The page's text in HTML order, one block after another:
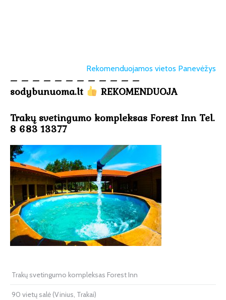
Rekomenduojamos vietos Panevėžys
– – – – – – – – – – – –
sodybunuoma.lt
REKOMENDUOJA
Trakų svetingumo kompleksas Forest Inn Tel.
8 683 13377
Trakų svetingumo kompleksas Forest Inn
90 vietų salė (Vinius, Trakai)